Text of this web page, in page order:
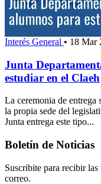
Interés General • 18 Mar
Junta
estudiar en el Claeh
La ceremonia de entrega
la propia sede del
Junta entrega este tipo...
Boletín de Noticias
Suscribite para recibir
correo.